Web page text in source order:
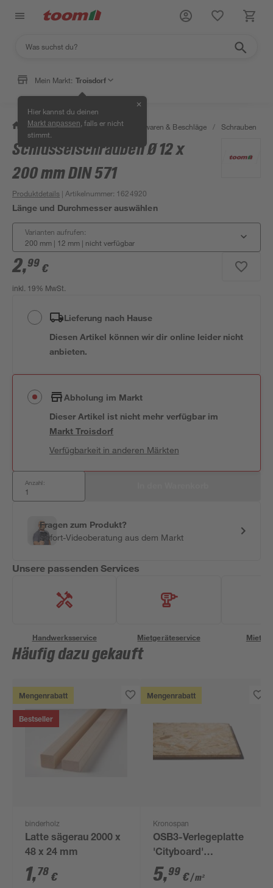
Mein Markt: Troisdorf
Hier kannst du deinen
Markt anpassen , falls er nicht
stimmt.
✕
/ Werkstatt & Maschinen / Eisenwaren & Beschläge / Schrauben
Schlüsselschrauben Ø 12 x
200 mm DIN 571
Produktdetails | Artikelnummer: 1624920
Länge und Durchmesser auswählen
Varianten aufrufen:
200 mm | 12 mm | nicht verfügbar
2,99 €
inkl. 19% MwSt.
Lieferung nach Hause
Diesen Artikel können wir dir online leider nicht
anbieten.
Abholung im Markt
Dieser Artikel ist nicht mehr verfügbar im
MarktTroisdorf
Verfügbarkeit in anderen Märkten
Anzahl:
Fragen zum Produkt?
Sofort-Videoberatung aus dem Markt
Unsere passenden Services
Handwerksservice Mietgeräteservice
Häufig dazu gekauft
Mengenrabatt
Bestseller
binderholz
Latte sägerau 2000 x
48 x 24 mm
1,78 €
Mengenrabatt
Kronospan
OSB3-Verlegeplatte
'Cityboard'
ungeschliffen 1690 x
634 x 12 mm
5,99 €/ m²